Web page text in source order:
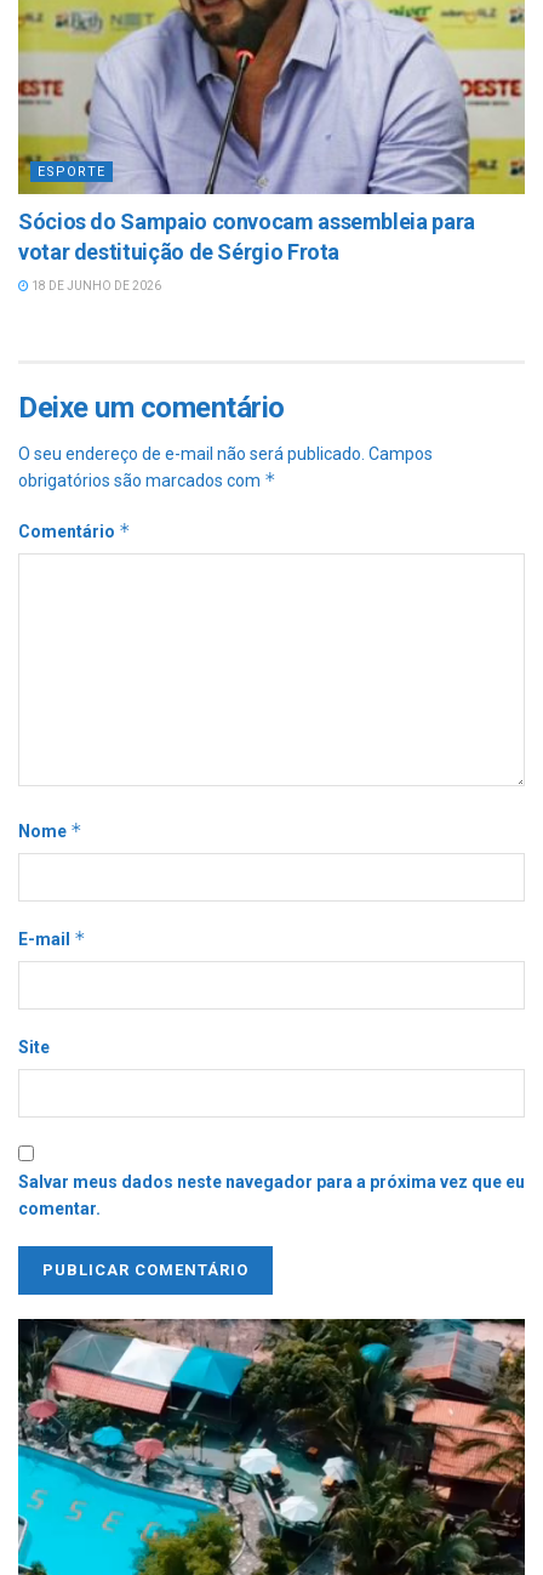
ESPORTE
Sócios do Sampaio convocam assembleia para
votar destituição de Sérgio Frota
18 DE JUNHO DE 2026
Deixe um comentário
O seu endereço de e-mail não será publicado. Campos
obrigatórios são marcados com *
Comentário *
Nome *
E-mail *
Site
Salvar meus dados neste navegador para a próxima vez que eu
comentar.
Tocador
de
vídeo